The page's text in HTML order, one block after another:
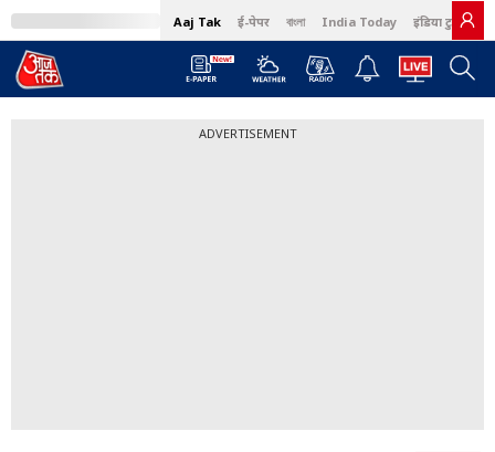
Aaj Tak ई-पेपर বাংলা India Today इंडिया टुडे हिंदी
ADVERTISEMENT